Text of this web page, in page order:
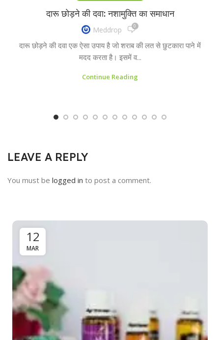
दारू छोड़ने की दवा: नशामुक्ति का समाधान
Meddrop 0
दारू छोड़ने की दवा एक ऐसा उपाय है जो शराब की लत से छुटकारा पाने में
मदद करता है। इसमें व...
Continue Reading
LEAVE A REPLY
You must be logged in to post a comment.
12
MAR